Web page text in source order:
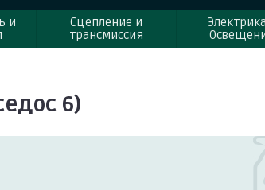
и
Сцепление и
трансмиссия
6)